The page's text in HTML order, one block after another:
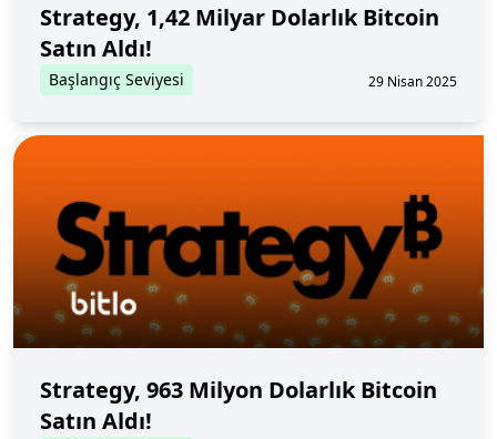
Strategy, 1,42 Milyar Dolarlık Bitcoin
Satın Aldı!
Başlangıç Seviyesi 29 Nisan 2025
Strategy, 963 Milyon Dolarlık Bitcoin
Satın Aldı!